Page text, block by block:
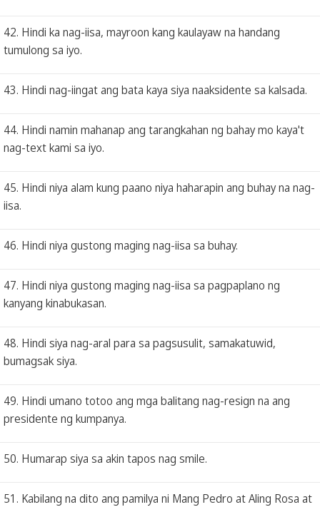
42. Hindi ka nag-iisa, mayroon kang kaulayaw na handang
tumulong sa iyo.
43. Hindi nag-iingat ang bata kaya siya naaksidente sa kalsada.
44. Hindi namin mahanap ang tarangkahan ng bahay mo kaya't
nag-text kami sa iyo.
45. Hindi niya alam kung paano niya haharapin ang buhay na nag-
iisa.
46. Hindi niya gustong maging nag-iisa sa buhay.
47. Hindi niya gustong maging nag-iisa sa pagpaplano ng
kanyang kinabukasan.
48. Hindi siya nag-aral para sa pagsusulit, samakatuwid,
bumagsak siya.
49. Hindi umano totoo ang mga balitang nag-resign na ang
presidente ng kumpanya.
50. Humarap siya sa akin tapos nag smile.
51. Kabilang na dito ang pamilya ni Mang Pedro at Aling Rosa at